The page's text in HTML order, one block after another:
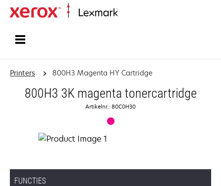
Printers 800H3 Magenta HY Cartridge
800H3 3K magenta tonercartridge
Artikelnr.: 80C0H30
FUNCTIES